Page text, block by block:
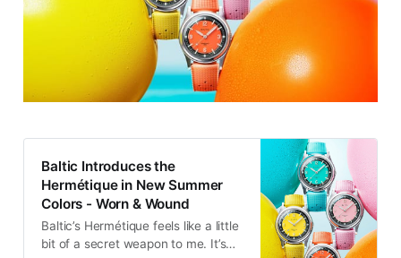
Baltic Introduces the
Hermétique in New Summer
Colors - Worn & Wound
Baltic’s Hermétique feels like a little
bit of a secret weapon to me. It’s